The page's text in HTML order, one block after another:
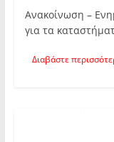
Ανακοίνωση –
για τα
Διαβάστε